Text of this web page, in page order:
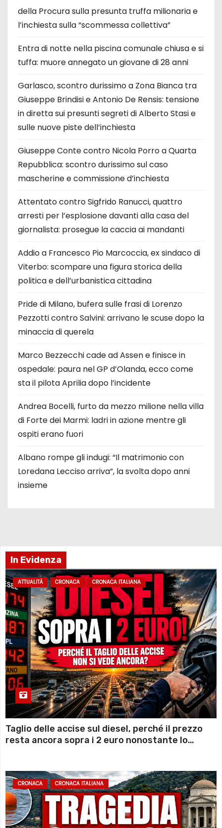
della Procura sulla presunta truffa milionaria e
l’inchiesta sulla “scommessa collettiva”
Entra di notte nella piscina comunale chiusa e si
tuffa: muore annegato un giovane di 28 anni
Garlasco, scontro durissimo a Zona Bianca tra
Giuseppe Brindisi e Antonio De Rensis: tensione
in diretta sui presunti segreti di Alberto Stasi e
sulle nuove piste dell’inchiesta
Giuseppe Conte contro Nicola Porro a Quarta
Repubblica: scontro durissimo sul caso
mascherine e commissione d’inchiesta
Attentato contro Sigfrido Ranucci, quattro
arresti per l’esplosione davanti alla casa del
giornalista: prosegue la caccia ai mandanti
Addio a Francesco Pio Marcoccia, ex sindaco di
Viterbo: scompare una figura storica della
politica e dell’urbanistica cittadina
Pride di Milano, bufera sulle frasi di Lorenzo
Pezzotti contro Salvini: arrivano le scuse dopo la
minaccia di querela
Marco Bezzecchi cade ad Assen e finisce in
ospedale: paura nel GP d’Olanda, ecco come
sta il pilota Aprilia dopo l’incidente
Andrea Bocelli, furto da mezzo milione nella villa
di Forte dei Marmi: ladri in azione mentre gli
ospiti erano fuori
Albano rompe gli indugi: “Il matrimonio con
Loredana Lecciso arriva”, la svolta dopo anni
insieme
In Evidenza
ATTUALITÀ CRONACA CRONACA ITALIANA
Taglio delle accise sul diesel, perché il prezzo
resta ancora sopra i 2 euro nonostante lo
CRONACA CRONACA ITALIANA